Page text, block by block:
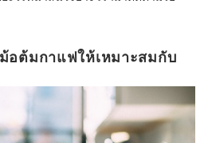
อต้มกาแฟให้เหมาะสมกับ